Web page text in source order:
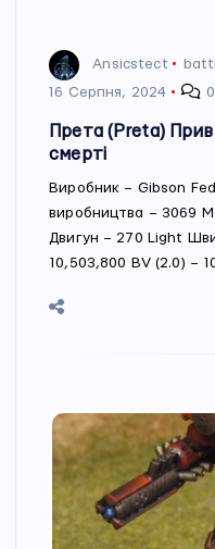
Ansicstect
16 Серпня, 2024
Прета (Preta)
смерті
Виробник – Gibson
виробництва – 3069
Двигун – 270 Light
10,503,800 BV (2.0) –